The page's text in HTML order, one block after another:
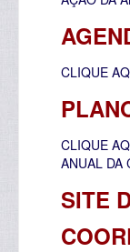
CLIQUE
CLIQUE
ANUAL DA
SITE